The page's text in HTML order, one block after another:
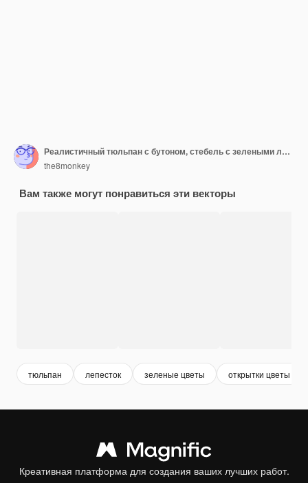
Реалистичный тюльпан с бутоном, стебель с зелеными листьями. Красивый весенний розовый цветок. Элемент векторного дизайна для приглашения, поздравительной открытки или карты сохранения даты.
the8monkey
Вам также могут понравиться эти векторы
тюльпан лепесток зеленые цветы открытки цветы
Креативная платформа для создания ваших лучших работ.